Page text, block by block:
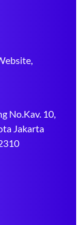
No.Kav. 10,
Jakarta